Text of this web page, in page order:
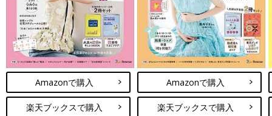
Amazonで購入
楽天ブックスで購入
Amazonで購入
楽天ブックスで購入